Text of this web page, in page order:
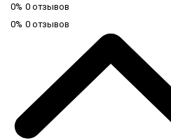
0% 0 отзывов
0% 0 отзывов